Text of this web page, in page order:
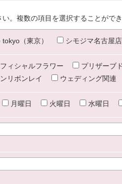
。複数の項目を選択することができ
（東京） シモジマ名古屋店
ィシャルフラワー プリザーブ
リボンレイ
ウェディング関連
月曜日 火曜日 水曜日